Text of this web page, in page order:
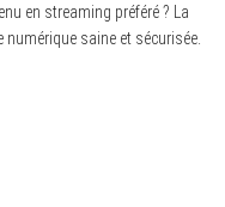
en streaming préféré ? La
numérique saine et sécurisée.